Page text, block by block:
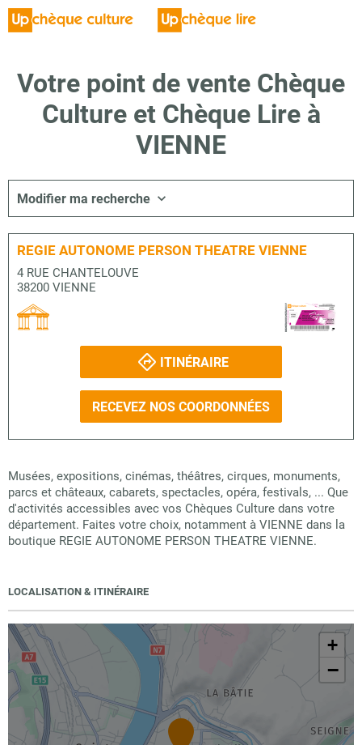
Votre point de vente Chèque
Culture et Chèque Lire à
VIENNE
Modifier ma recherche
REGIE AUTONOME PERSON THEATRE VIENNE
4 RUE CHANTELOUVE
38200 VIENNE
ITINÉRAIRE
RECEVEZ NOS COORDONNÉES
Musées, expositions, cinémas, théâtres, cirques, monuments,
parcs et châteaux, cabarets, spectacles, opéra, festivals, ... Que
d'activités accessibles avec vos Chèques Culture dans votre
département. Faites votre choix, notamment à VIENNE dans la
boutique REGIE AUTONOME PERSON THEATRE VIENNE.
LOCALISATION & ITINÉRAIRE
+
−